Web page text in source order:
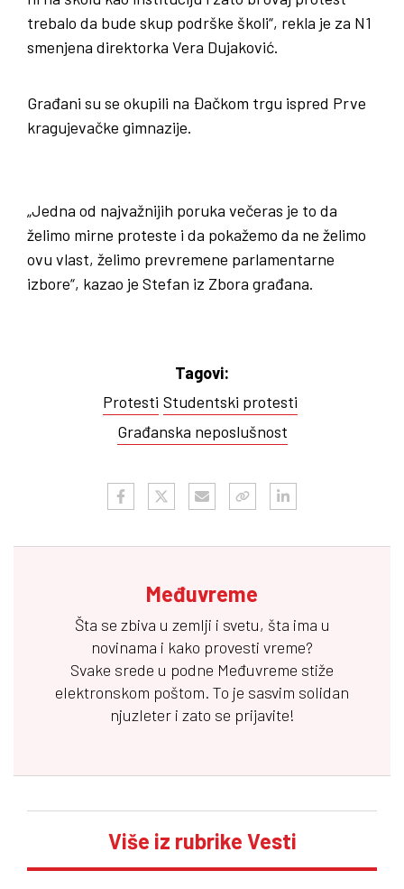
trebalo da bude skup podrške školi“, rekla je za N1
smenjena direktorka Vera Dujaković.
Građani su se okupili na Đačkom trgu ispred Prve
kragujevačke gimnazije.
„Jedna od najvažnijih poruka večeras je to da
želimo mirne proteste i da pokažemo da ne želimo
ovu vlast, želimo prevremene parlamentarne
izbore“, kazao je Stefan iz Zbora građana.
Tagovi:
Protesti Studentski protesti
Građanska neposlušnost
Međuvreme
Šta se zbiva u zemlji i svetu, šta ima u
novinama i kako provesti vreme?
Svake srede u podne Međuvreme stiže
elektronskom poštom. To je sasvim solidan
njuzleter i zato se prijavite!
Više iz rubrike Vesti